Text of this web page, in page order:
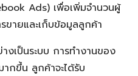
Ads) เพื่อเพิ่มจำนวนผู้
รขายและเก็บข้อมูลลูกค้า
งเป็นระบบ การทำงานของ
กขึ้น ลูกค้าจะได้รับ